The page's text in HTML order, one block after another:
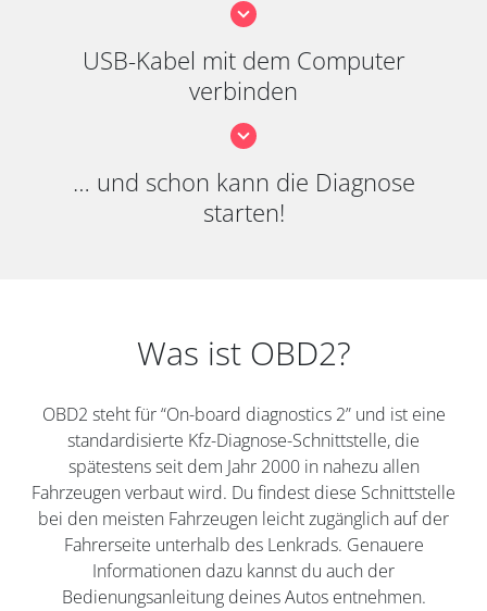
USB-Kabel mit dem Computer
verbinden
… und schon kann die Diagnose
starten!
Was ist OBD2?
OBD2 steht für “On-board diagnostics 2” und ist eine
standardisierte Kfz-Diagnose-Schnittstelle, die
spätestens seit dem Jahr 2000 in nahezu allen
Fahrzeugen verbaut wird. Du findest diese Schnittstelle
bei den meisten Fahrzeugen leicht zugänglich auf der
Fahrerseite unterhalb des Lenkrads. Genauere
Informationen dazu kannst du auch der
Bedienungsanleitung deines Autos entnehmen.